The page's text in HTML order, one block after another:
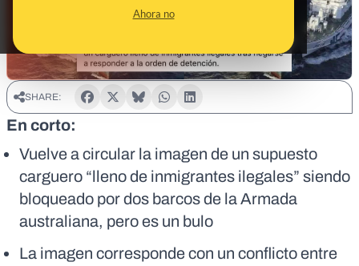
Ahora no
SHARE:
En corto:
Vuelve a circular la imagen de un supuesto
carguero “lleno de inmigrantes ilegales” siendo
bloqueado por dos barcos de la Armada
australiana, pero es un bulo
La imagen corresponde con un conflicto entre